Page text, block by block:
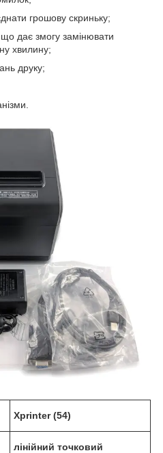
грошову скриньку;
дає змогу замінювати
хвилину;
друку;
Xprinter (54)
лінійний точковий